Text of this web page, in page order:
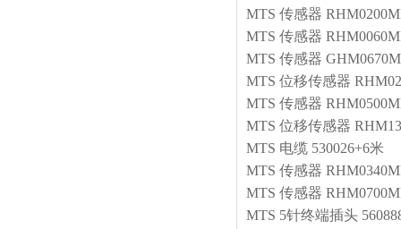
MTS 传感器
MTS 传感器
MTS 传感器
MTS 位移传感器
MTS 传感器
MTS 位移传感器
MTS 电缆 530026+6米
MTS 传感器
MTS 传感器
MTS 5针终端插头